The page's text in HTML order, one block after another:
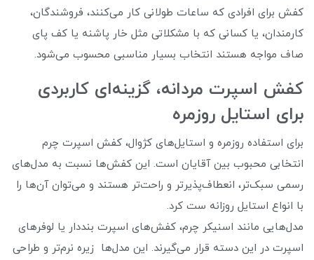
کفش برای افرادی که ساعات طولانی کار می‌کنند، فروشندگان،
کارمندان، یا کسانی که با مشکلاتی مثل خار پاشنه یا کف پای
صاف مواجه هستند انتخاب بسیار مناسبی محسوب می‌شود.
کفش اسپرت مردانه، گزینه‌ای کاربردی
برای استایل روزمره
برای استفاده روزمره و استایل‌های کژوال، کفش اسپرت چرم
انتخابی محبوب بین آقایان است. این کفش‌ها نسبت به مدل‌های
رسمی سبک‌تر، انعطاف‌پذیرتر و راحت‌تر هستند و می‌توان آن‌ها را
با انواع استایل روزانه ست کرد.
مدل‌هایی مانند اسنیکر چرم، کفش‌های اسپرت بنددار یا لوفرهای
اسپرت در این دسته قرار می‌گیرند. این مدل‌ها زیره نرم‌تر و طراحی